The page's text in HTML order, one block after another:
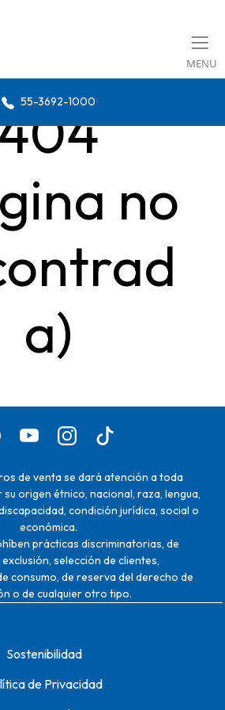
MENU
55-3692-1000
no
a)
de venta se dará atención a toda
origen étnico, nacional, raza, lengua,
condición jurídica, social o
económica.
prácticas discriminatorias, de
selección de clientes,
consumo, de reserva del derecho de
o de cualquier otro tipo.
Sostenibilidad
de Privacidad